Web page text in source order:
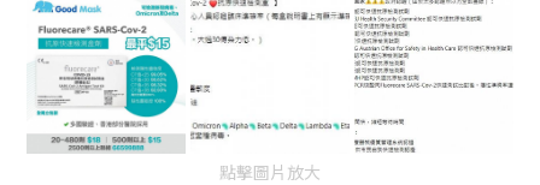
點擊圖片放大